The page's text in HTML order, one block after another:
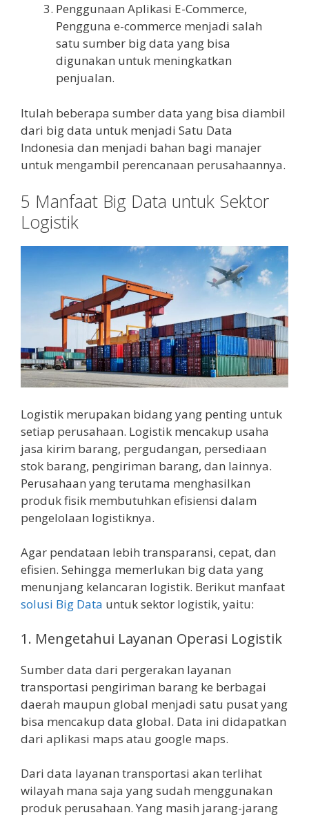
Penggunaan Aplikasi E-Commerce,
Pengguna e-commerce menjadi salah
satu sumber big data yang bisa
digunakan untuk meningkatkan
penjualan.
Itulah beberapa sumber data yang bisa diambil
dari big data untuk menjadi Satu Data
Indonesia dan menjadi bahan bagi manajer
untuk mengambil perencanaan perusahaannya.
5 Manfaat Big Data untuk Sektor
Logistik
Logistik merupakan bidang yang penting untuk
setiap perusahaan. Logistik mencakup usaha
jasa kirim barang, pergudangan, persediaan
stok barang, pengiriman barang, dan lainnya.
Perusahaan yang terutama menghasilkan
produk fisik membutuhkan efisiensi dalam
pengelolaan logistiknya.
Agar pendataan lebih transparansi, cepat, dan
efisien. Sehingga memerlukan big data yang
menunjang kelancaran logistik. Berikut manfaat
solusi Big Data untuk sektor logistik, yaitu:
1. Mengetahui Layanan Operasi Logistik
Sumber data dari pergerakan layanan
transportasi pengiriman barang ke berbagai
daerah maupun global menjadi satu pusat yang
bisa mencakup data global. Data ini didapatkan
dari aplikasi maps atau google maps.
Dari data layanan transportasi akan terlihat
wilayah mana saja yang sudah menggunakan
produk perusahaan. Yang masih jarang-jarang